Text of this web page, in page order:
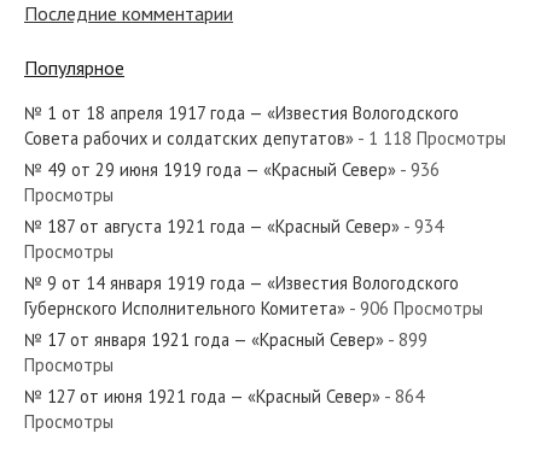
№ 264 от ноября 1971 года — «Красный Север»
№ 71 от марта 1973 года — «Красный Север»
№ 25 от января 1962 года — «Красный Север»
Последние комментарии
Популярное
№ 1 от 18 апреля 1917 года — «Известия Вологодского
Совета рабочих и солдатских депутатов» - 1 118 Просмотры
№ 49 от 29 июня 1919 года — «Красный Север» - 936
Просмотры
№ 187 от августа 1921 года — «Красный Север» - 934
Просмотры
№ 9 от 14 января 1919 года — «Известия Вологодского
Губернского Исполнительного Комитета» - 906 Просмотры
№ 17 от января 1921 года — «Красный Север» - 899
Просмотры
№ 127 от июня 1921 года — «Красный Север» - 864
Просмотры